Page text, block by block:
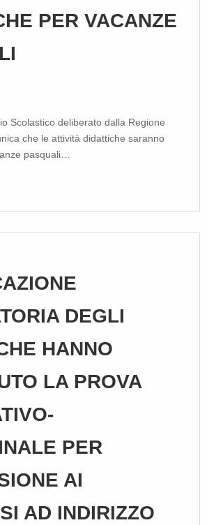
PER VACANZE
Scolastico deliberato dalla Regione
che le attività didattiche saranno
pasquali…
DEGLI
HANNO
LA PROVA
PER
AI
AD INDIRIZZO